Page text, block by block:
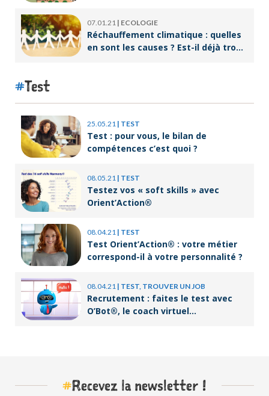
07.01.21 | ECOLOGIE
Réchauffement climatique : quelles
en sont les causes ? Est-il déjà trop
Test
25.05.21 | TEST
Test : pour vous, le bilan de
compétences c’est quoi ?
08.05.21 | TEST
Testez vos « soft skills » avec
Orient’Action®
08.04.21 | TEST
Test Orient’Action® : votre métier
correspond-il à votre personnalité ?
08.04.21 | TEST, TROUVER UN JOB
Recrutement : faites le test avec
O’Bot®, le coach virtuel
#Recevez la newsletter !